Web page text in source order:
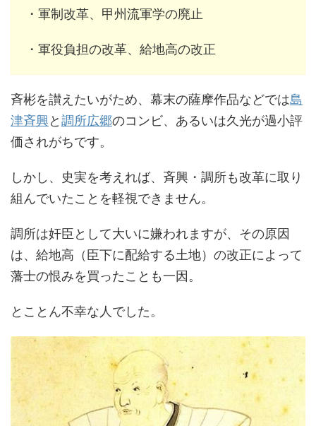
・軍制改革、甲州流軍学の廃止
・軍役負担の改革、給地高の改正
斉彬を讃えたいがため、幕末の薩摩作品などでは島
津斉興と調所広郷のコンビ、あるいは久光が過小評
価されがちです。
しかし、史実を考えれば、斉興・調所も改革に取り
組んでいたことを軽視できません。
調所は奸臣として大いに嫌われますが、その原因
は、給地高（臣下に配給する土地）の改正によって
藩士の恨みを買ったことも一因。
とことん不幸な人でした。